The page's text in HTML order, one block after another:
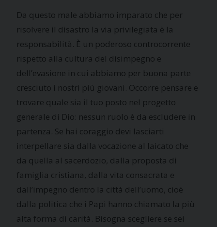
Da questo male abbiamo imparato che per
risolvere il disastro la via privilegiata è la
responsabilità. È un poderoso controcorrente
rispetto alla cultura del disimpegno e
dell’evasione in cui abbiamo per buona parte
cresciuto i nostri più giovani. Occorre pensare e
trovare quale sia il tuo posto nel progetto
generale di Dio: nessun ruolo è da escludere in
partenza. Se hai coraggio devi lasciarti
interpellare sia dalla vocazione al laicato che
da quella al sacerdozio, dalla proposta di
famiglia cristiana, dalla vita consacrata e
dall’impegno dentro la città dell’uomo, cioè
dalla politica che i Papi hanno chiamato la più
alta forma di carità. Bisogna scegliere se sei